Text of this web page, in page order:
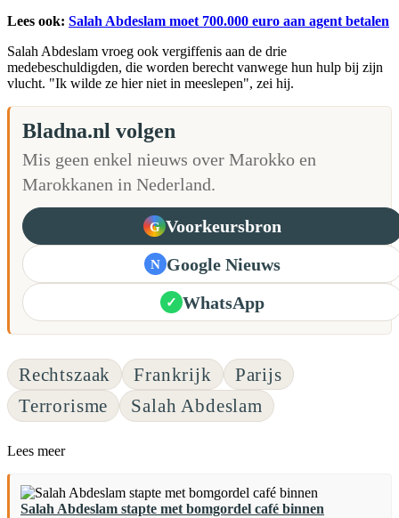
Lees ook: Salah Abdeslam moet 700.000 euro aan agent betalen
Salah Abdeslam vroeg ook vergiffenis aan de drie
medebeschuldigden, die worden berecht vanwege hun hulp bij zijn
vlucht. "Ik wilde ze hier niet in meeslepen", zei hij.
Bladna.nl volgen
Mis geen enkel nieuws over Marokko en
Marokkanen in Nederland.
G Voorkeursbron
N Google Nieuws
✓ WhatsApp
Rechtszaak Frankrijk
Parijs
Terrorisme
Salah Abdeslam
Lees meer
Salah Abdeslam stapte met bomgordel café binnen